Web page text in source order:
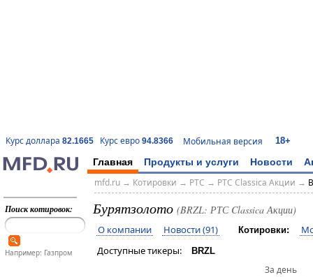
Курс доллара 82.1665 Курс евро 94.8366 Мобильная версия 18+
Главная Продукты и услуги Новости
Поиск котировок:
Например: Газпром
mfd.ru→ Котировки → РТС → РТС Classica Акции →
Бурятзолото (BRZL: РТС Classica Акции)
О компании Новости (91) Котировки:
Доступные тикеры:
BRZL
За день